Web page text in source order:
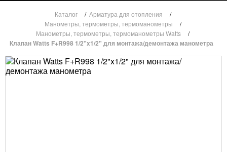
Каталог / Арматура для отопления
/
Манометры, термометры, термоманометры
/
Манометры, термометры, термоманометры Watts
/
Клапан Watts F+R998 1/2"x1/2" для монтажа/демонтажа манометра